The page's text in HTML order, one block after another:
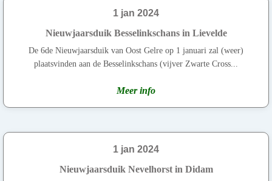
1 jan 2024
Nieuwjaarsduik Besselinkschans in Lievelde
De 6de Nieuwjaarsduik van Oost Gelre op 1 januari zal (weer)
plaatsvinden aan de Besselinkschans (vijver Zwarte Cross...
Meer info
1 jan 2024
Nieuwjaarsduik Nevelhorst in Didam